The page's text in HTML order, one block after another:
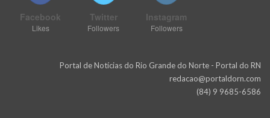
Facebook
Likes
Twitter
Followers
Instagram
Followers
Portal de Notícias do Rio Grande do Norte - Portal do RN
redacao@portaldorn.com
(84) 9 9685-6586